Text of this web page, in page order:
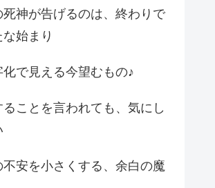
死神が告げるのは、終わりで
始まり
で見える今望むもの♪
ることを言われても、気にし
安を小さくする、余白の魔